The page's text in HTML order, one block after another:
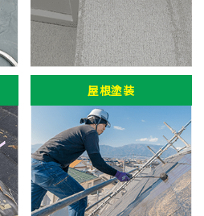
屋根塗装